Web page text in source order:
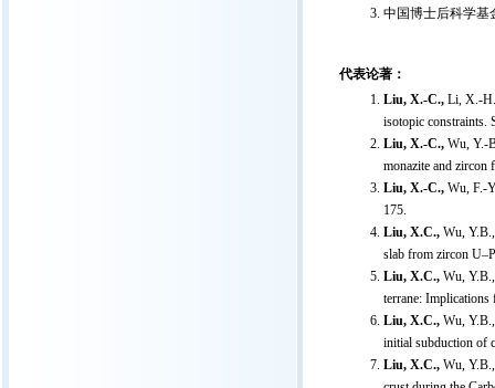
中国博士后科学基
代表论著：
Liu, X.-C., Li, X.-
isotopic constraints.
Liu, X.-C., Wu, Y.-
monazite and zircon
Liu, X.-C., Wu, F.-
175.
Liu, X.C., Wu,
slab from zircon
Liu, X.C., Wu,
terrane:
Liu, X.C., Wu,
initial subduction of
Liu, X.C., Wu,